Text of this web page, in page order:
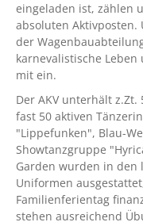
eingeladen ist, zählen
absoluten Aktivposten.
der
karnevalistische
mit ein.
Der AKV unterhält
fast 50 aktiven
"Lippefunken", Blau-
Showtanzgruppe
Garden wurden in den
Uniformen
Familienferientag
stehen ausreichend